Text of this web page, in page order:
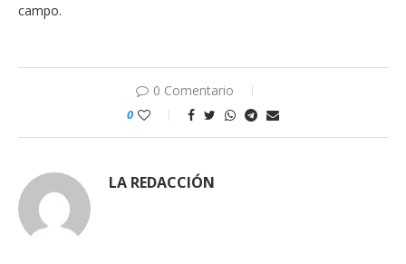
campo.
0 Comentario
0
LA REDACCIÓN